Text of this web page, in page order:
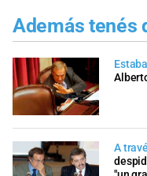
Además tenés
A